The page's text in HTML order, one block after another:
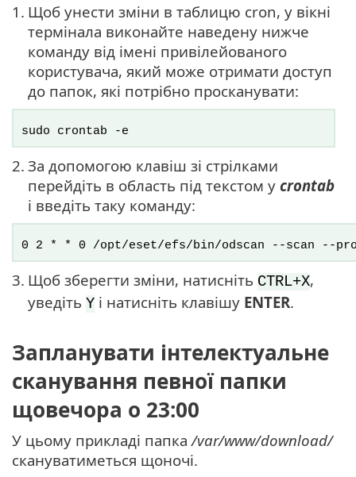
1. Щоб унести зміни в таблицю cron, у вікні
термінала виконайте наведену нижче
команду від імені привілейованого
користувача, який може отримати доступ
до папок, які потрібно просканувати:
sudo crontab -e
2. За допомогою клавіш зі стрілками
перейдіть в область під текстом у crontab
і введіть таку команду:
0 2 * * 0 /opt/eset/efs/bin/odscan --scan --
3. Щоб зберегти зміни, натисніть CTRL+X,
уведіть Y і натисніть клавішу ENTER.
Запланувати інтелектуальне
сканування певної папки
щовечора о 23:00
У цьому прикладі папка/var/www/download/
скануватиметься щоночі.